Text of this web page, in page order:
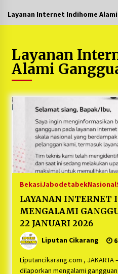
5 bulan ago
PNM Hadir
Nasabah PNM
1 tahun ago
Duh Kacau
Fasilitas yang
Aparatur Desa
1 tahun ago
Kartini
Bukit Berlian
1 tahun ago
PNM
1 tahun ago
Ketua Umum
Layanan Internet Indihome
Layanan
Alami
BekasiJabodetabekNasional
LAYANAN INTERNET
MENGALAMI
22 JANUARI 2026
Liputan Cikarang 6
Liputancikarang.com ,
dilaporkan mengalami